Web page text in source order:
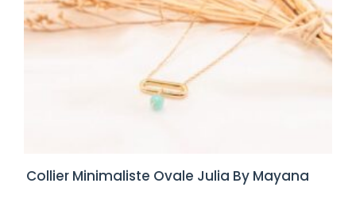
Collier Minimaliste Ovale Julia By Mayana